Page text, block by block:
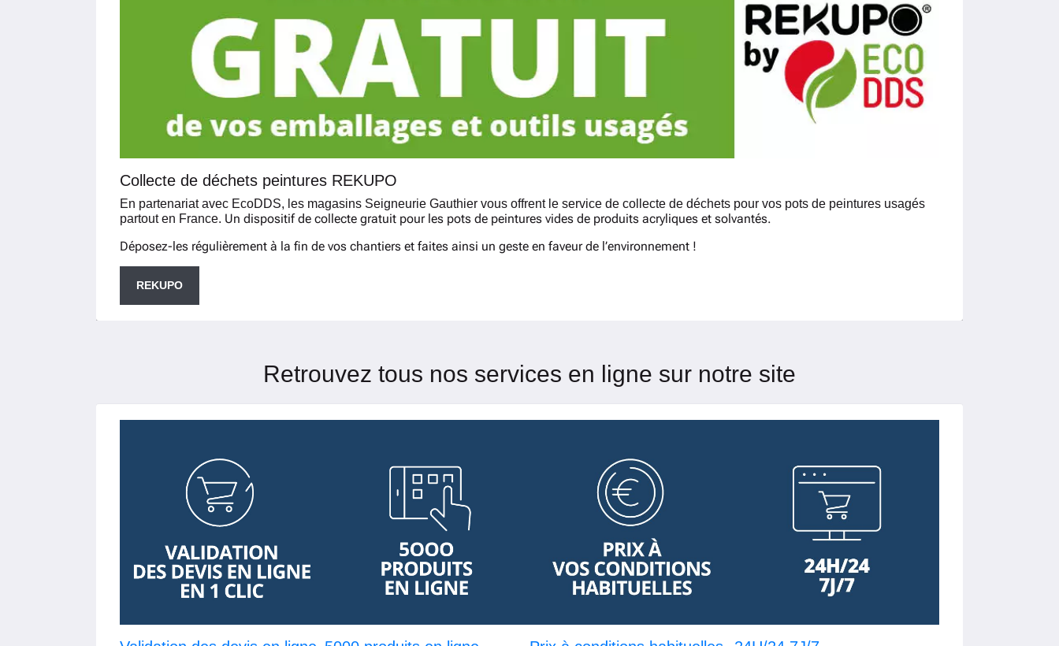
Collecte de déchets peintures REKUPO
En partenariat avec EcoDDS, les magasins Seigneurie Gauthier vous offrent le service de collecte de déchets pour vos pots de peintures usagés
partout en France. Un dispositif de collecte gratuit pour les pots de peintures vides de produits acryliques et solvantés.
Déposez-les régulièrement à la fin de vos chantiers et faites ainsi un geste en faveur de l’environnement !
REKUPO
Retrouvez tous nos services en ligne sur notre site